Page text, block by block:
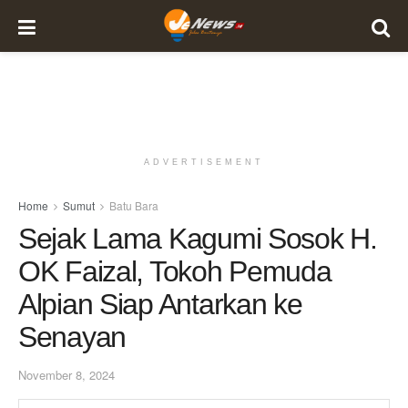
ADVERTISEMENT
Home Sumut Batu Bara
Sejak Lama Kagumi Sosok H.
OK Faizal, Tokoh Pemuda
Alpian Siap Antarkan ke
Senayan
November 8, 2024